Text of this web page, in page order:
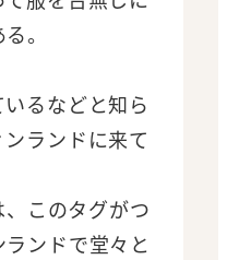
。
るなどと知ら
ランドに来て
このタグがつ
ンドで堂々と